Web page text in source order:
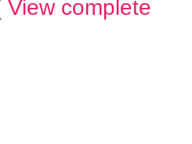
View complete